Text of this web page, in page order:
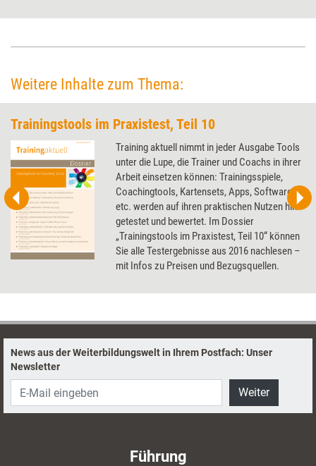
Weitere Inhalte zum Thema:
Trainingstools im Praxistest, Teil 10
Training aktuell nimmt in jeder Ausgabe Tools
unter die Lupe, die Trainer und Coachs in ihrer
Arbeit einsetzen können: Trainingsspiele,
Coachingtools, Kartensets, Apps, Software
etc. werden auf ihren praktischen Nutzen hin
getestet und bewertet. Im Dossier
„Trainingstools im Praxistest, Teil 10“ können
Sie alle Testergebnisse aus 2016 nachlesen –
mit Infos zu Preisen und Bezugsquellen.
News aus der Weiterbildungswelt in Ihrem Postfach: Unser
Newsletter
Weiter
Führung